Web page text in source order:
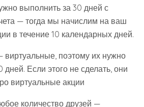
выполнить за 30 дней с
— тогда мы начислим на ваш
в течение 10 календарных дней.
поэтому их нужно
дней. Если этого не сделать, они
виртуальные акции
количество друзей —